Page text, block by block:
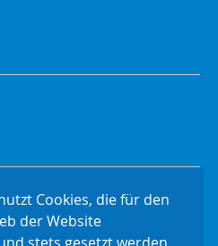
Cookies, die für den
der Website